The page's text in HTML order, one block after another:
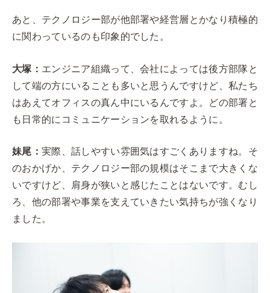
あと、テクノロジー部が他部署や経営層とかなり積極的
に関わっているのも印象的でした。
大塚： エンジニア組織って、会社によっては後方部隊と
して端の方にいることも多いと思うんですけど、私たち
はあえてオフィスの真ん中にいるんですよ。どの部署と
も日常的にコミュニケーションを取れるように。
妹尾： 実際、話しやすい雰囲気はすごくありますね。そ
のおかげか、テクノロジー部の規模はそこまで大きくな
いですけど、肩身が狭いと感じたことはないです。むし
ろ、他の部署や事業を支えていきたい気持ちが強くなり
ました。